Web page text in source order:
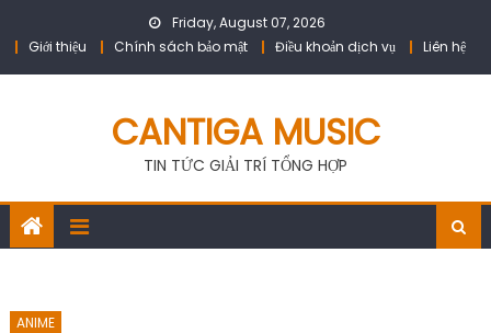
Friday, August 07, 2026
Giới thiệu
Chính sách bảo mật Điều khoản dịch vụ Liên hệ
CANTIGA MUSIC
TIN TỨC GIẢI TRÍ TỔNG HỢP
ANIME